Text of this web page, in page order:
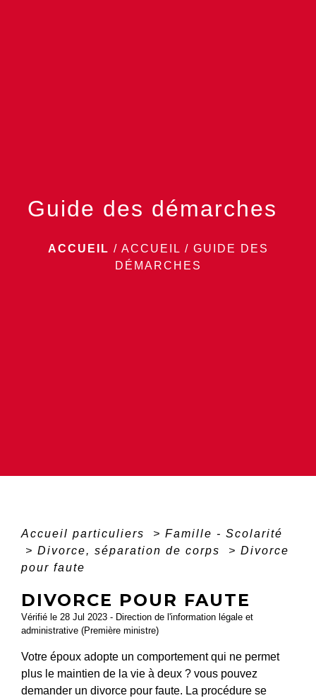
Guide des démarches
ACCUEIL / ACCUEIL / GUIDE DES
DÉMARCHES
Accueil particuliers > Famille - Scolarité
> Divorce, séparation de corps > Divorce
pour faute
DIVORCE POUR FAUTE
Vérifié le 28 Jul 2023 - Direction de l'information légale et
administrative (Première ministre)
Votre époux adopte un comportement qui ne permet
plus le maintien de la vie à deux ? vous pouvez
demander un divorce pour faute. La procédure se